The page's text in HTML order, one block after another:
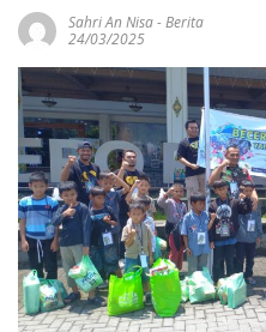
Sahri An Nisa-Berita
24/03/2025